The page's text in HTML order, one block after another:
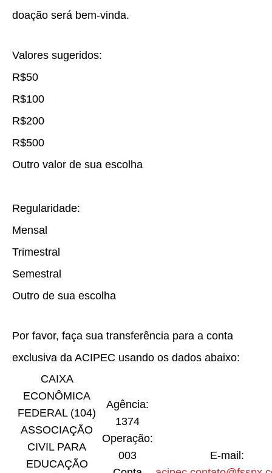
doação será bem-vinda.
Valores sugeridos:
R$50
R$100
R$200
R$500
Outro valor de sua escolha
Regularidade:
Mensal
Trimestral
Semestral
Outro de sua escolha
Por favor, faça sua transferência para a conta
exclusiva da ACIPEC usando os dados abaixo:
CAIXA
ECONÔMICA
FEDERAL (104)
ASSOCIAÇÃO
CIVIL PARA
EDUCAÇÃO
Agência:
1374
Operação:
003
E-mail: